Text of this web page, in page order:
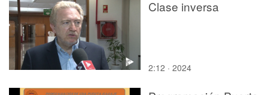
Clase inversa
2:12 · 2024